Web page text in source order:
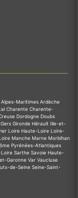
Alpes-Maritimes Ardèche
Charente Charente-
Dordogne Doubs
Gers Gironde Hérault Ille-et-
Loire Haute-Loire Loire-
Manche Marne Morbihan
Pyrénées-Atlantiques
Sarthe Savoie Haute-
Garonne Var Vaucluse
de-Seine Seine-Saint-